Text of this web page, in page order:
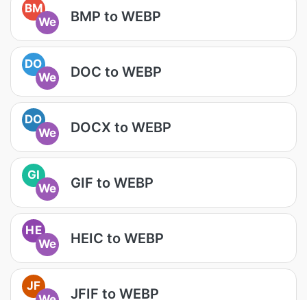
BM
We
BMP to WEBP
DO
We
DOC to WEBP
DO
We
DOCX to WEBP
GI
We
GIF to WEBP
HE
We
HEIC to WEBP
JF
JFIF to WEBP